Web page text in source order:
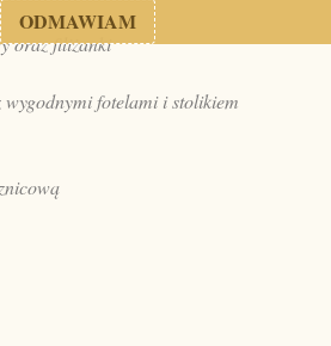
oraz filiżanki
fotelami i stolikiem
ODMAWIAM